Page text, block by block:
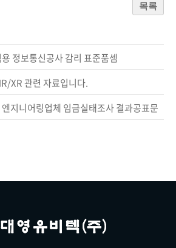
목록
정보통신공사 감리 표준품셈
XR 관련 자료입니다.
지니어링업체 임금실태조사 결과공표문